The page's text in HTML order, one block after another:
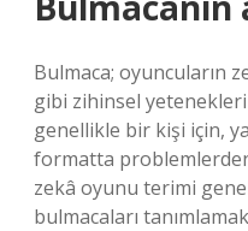
Bulmaca; oyuncuların
gibi zihinsel
genellikle bir kişi için,
formatta
zekâ oyunu terimi
bulmacaları